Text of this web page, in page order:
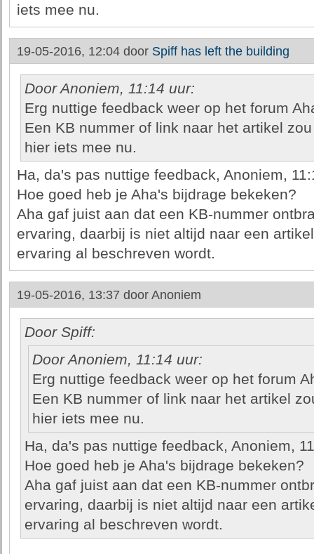
iets mee nu.
19-05-2016, 12:04 door Spiff has left the building
Door Anoniem, 11:14 uur:
Erg nuttige feedback weer op het forum
Een KB nummer of link naar het artikel
hier iets mee nu.
Ha, da's pas nuttige feedback, Anoniem,
Hoe goed heb je Aha's bijdrage bekeken?
Aha gaf juist aan dat een KB-nummer
ervaring, daarbij is niet altijd naar een
ervaring al beschreven wordt.
19-05-2016, 13:37 door Anoniem
Door Spiff:
Door Anoniem, 11:14 uur:
Erg nuttige feedback weer op het forum
Een KB nummer of link naar het artikel
hier iets mee nu.
Ha, da's pas nuttige feedback, Anoniem,
Hoe goed heb je Aha's bijdrage bekeken?
Aha gaf juist aan dat een KB-nummer
ervaring, daarbij is niet altijd naar een
ervaring al beschreven wordt.